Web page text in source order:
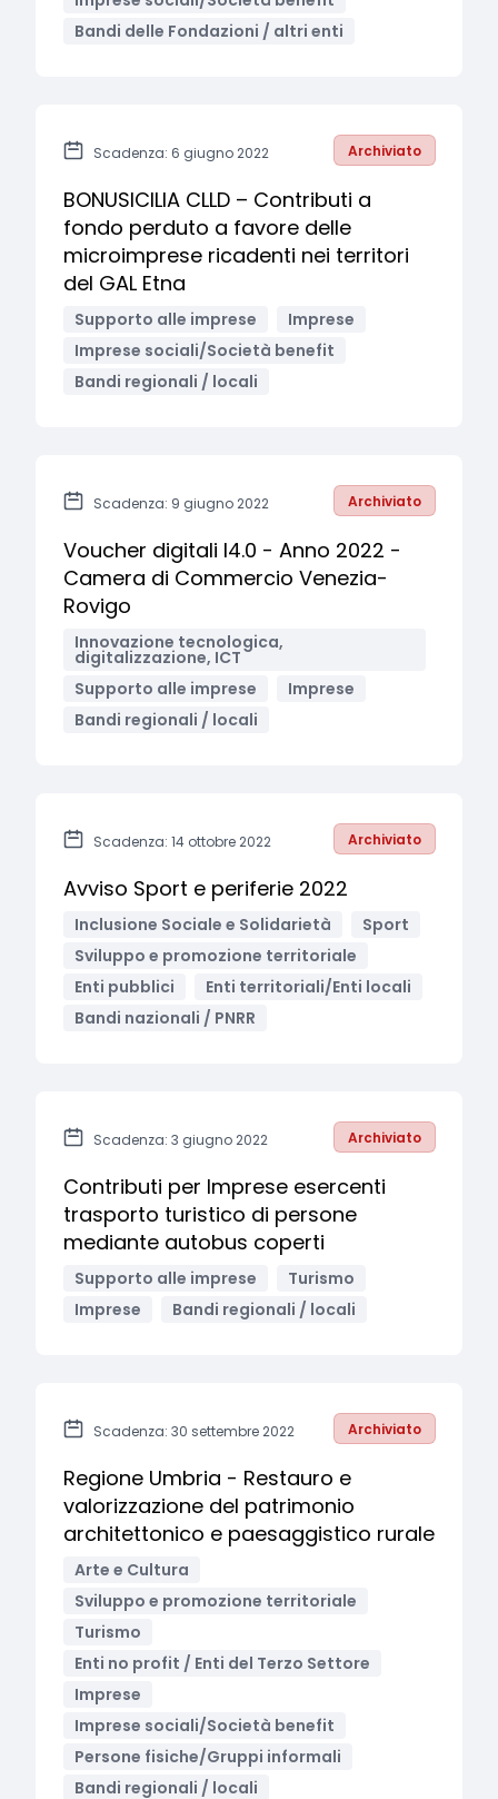
Bandi delle Fondazioni / altri enti
Scadenza: 6 giugno 2022 Archiviato
BONUSICILIA CLLD – Contributi a
fondo perduto a favore delle
microimprese ricadenti nei territori
del GAL Etna
Supporto alle imprese
Imprese
Imprese sociali/Società benefit
Bandi regionali / locali
Scadenza: 9 giugno 2022 Archiviato
Voucher digitali I4.0 - Anno 2022 -
Camera di Commercio Venezia-
Rovigo
Innovazione tecnologica,
digitalizzazione, ICT
Supporto alle imprese
Imprese
Bandi regionali / locali
Scadenza: 14 ottobre 2022 Archiviato
Avviso Sport e periferie 2022
Inclusione Sociale e Solidarietà
Sport
Sviluppo e promozione territoriale
Enti pubblici
Enti territoriali/Enti locali
Bandi nazionali / PNRR
Scadenza: 3 giugno 2022 Archiviato
Contributi per Imprese esercenti
trasporto turistico di persone
mediante autobus coperti
Supporto alle imprese
Turismo
Imprese
Bandi regionali / locali
Scadenza: 30 settembre 2022 Archiviato
Regione Umbria - Restauro e
valorizzazione del patrimonio
architettonico e paesaggistico rurale
Arte e Cultura
Sviluppo e promozione territoriale
Turismo
Enti no profit / Enti del Terzo Settore
Imprese
Imprese sociali/Società benefit
Persone fisiche/Gruppi informali
Bandi regionali / locali